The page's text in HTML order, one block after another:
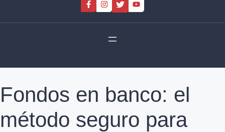
Fondos en banco: el
método seguro para